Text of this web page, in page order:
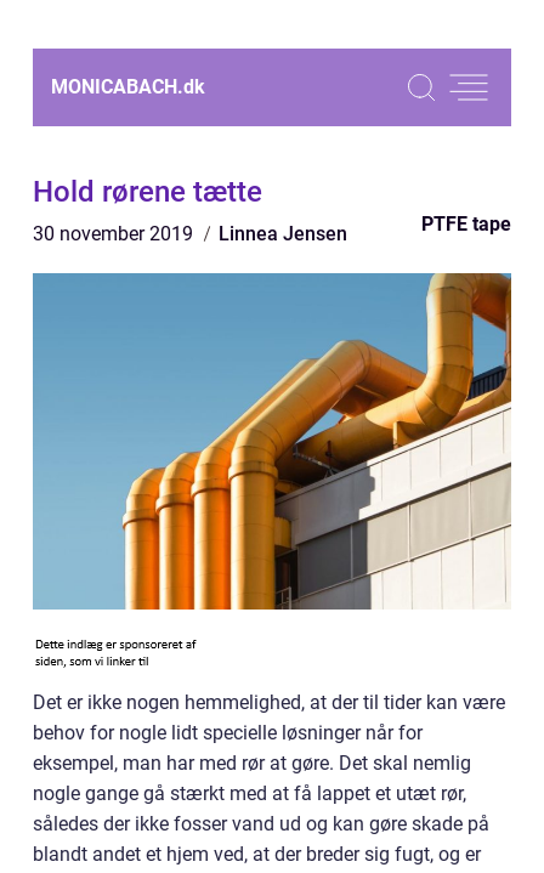
MONICABACH.dk
Hold rørene tætte
30 november 2019 Linnea Jensen PTFE tape
Det er ikke nogen hemmelighed, at der til tider kan være
behov for nogle lidt specielle løsninger når for
eksempel, man har med rør at gøre. Det skal nemlig
nogle gange gå stærkt med at få lappet et utæt rør,
således der ikke fosser vand ud og kan gøre skade på
blandt andet et hjem ved, at der breder sig fugt, og er